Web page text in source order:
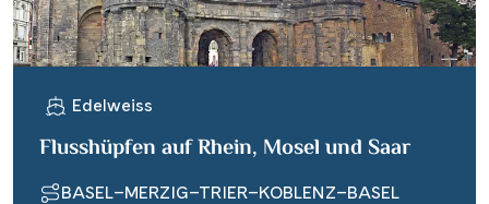
Edelweiss
Flusshüpfen auf Rhein, Mosel und Saar
BASEL–MERZIG–TRIER–KOBLENZ–BASEL